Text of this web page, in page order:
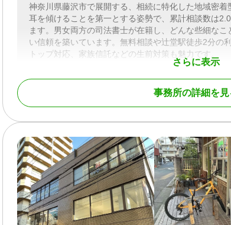
相続は、誰もがいつかは直面するものでありながら、
雑な手続きです。
相続に関するお悩みは、当事務所へご相談ください。
対応地域
神奈川県 東京都
遺言書 / 遺産分割 / 相続登記 / 相続放棄 /
さらに表示
神奈川県藤沢市で展開する、相続に特化した地域密
耳を傾けることを第一とする姿勢で、累計相談数は
ます。男女両方の司法書士が在籍し、どんな些細な
い信頼を築いています。無料相談や辻堂駅徒歩2分の
トップ対応、家族信託などの生前対策も魅力です。
神奈川県全域（藤沢市、茅ヶ崎市、寒川町
市、小田原市、大磯町、二宮町、秦野市、
対応業務
遺言書 / 遺産分割 / 生前贈与 / 相続財産調
名義変更）
対応体制
訪問可 / 女性スタッフ対応可 / 土日相談可 /
ンライン面談可 / 事務所面談可
事務所の詳細を見